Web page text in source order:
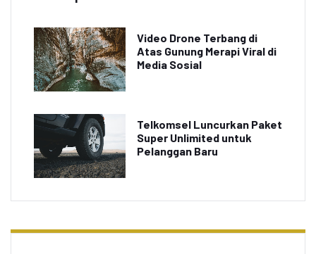
Video Drone Terbang di
Atas Gunung Merapi Viral di
Media Sosial
Telkomsel Luncurkan Paket
Super Unlimited untuk
Pelanggan Baru